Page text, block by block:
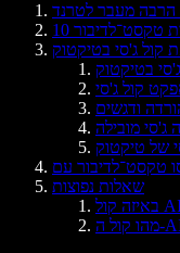
הרבה מעבר לטרנד
טקסט־לדיבור
קול ג'סי בטיקטוק
ודגשים
ג'סי מובילה
של טיקטוק
שאלות נפוצות